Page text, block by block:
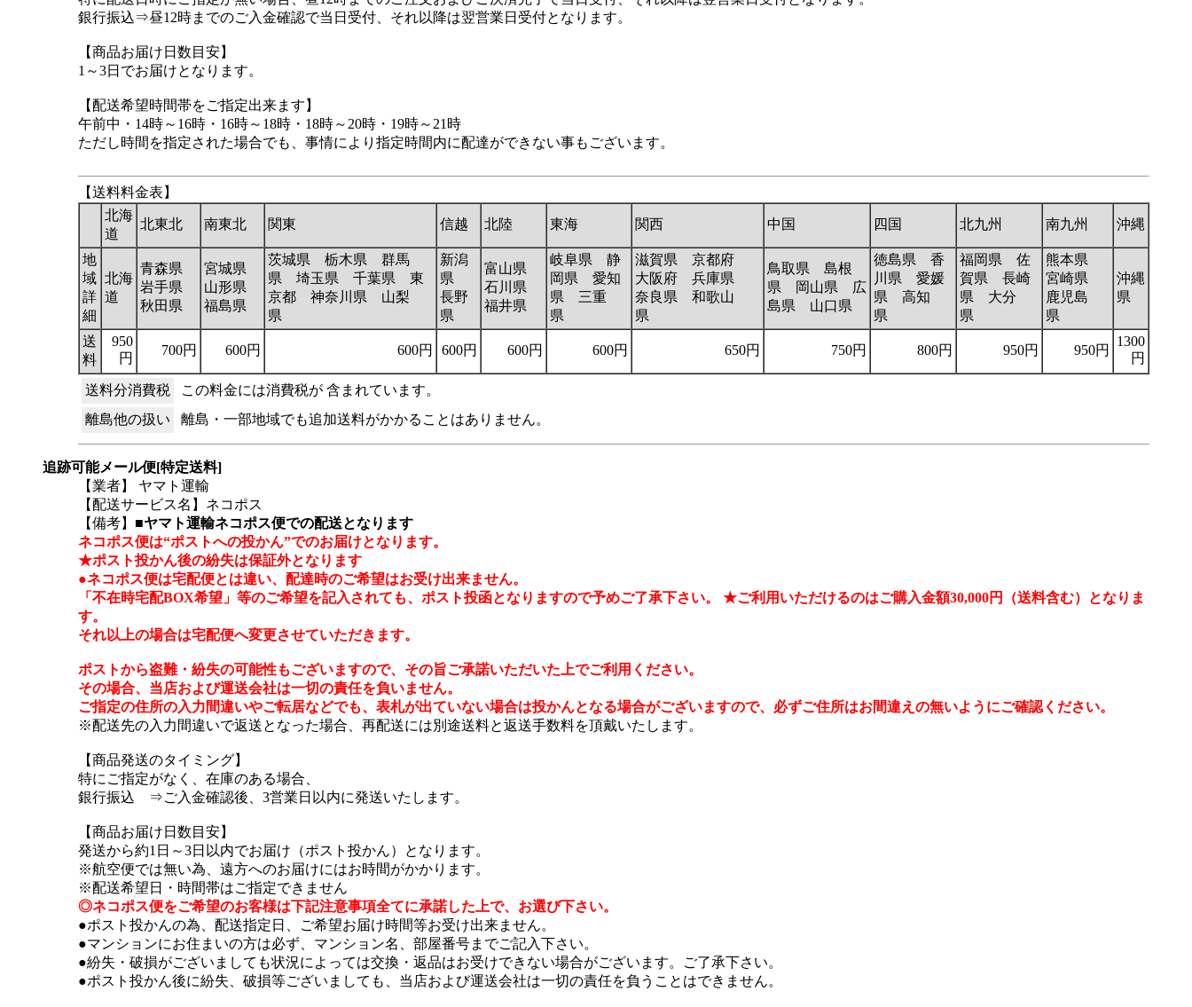
銀行振込⇒昼12時までのご入金確認で当日受付、それ以降は翌営業日受付となります。
【商品お届け日数目安】
1～3日でお届けとなります。
【配送希望時間帯をご指定出来ます】
午前中・14時～16時・16時～18時・18時～20時・19時～21時
ただし時間を指定された場合でも、事情により指定時間内に配達ができない事もございます。
【送料料金表】
北海
道
北東北 南東北 関東 信越 北陸 東海 関西 中国 四国 北九州 南九州 沖縄
地
域
詳
細
北海
道
青森県
岩手県
秋田県
宮城県
山形県
福島県
茨城県 栃木県 群馬
県 埼玉県 千葉県 東
京都 神奈川県 山梨
県
新潟
県
長野
県
富山県
石川県
福井県
岐阜県 静
岡県 愛知
県 三重
県
滋賀県 京都府
大阪府 兵庫県
奈良県 和歌山
県
鳥取県 島根
県 岡山県 広
島県 山口県
徳島県 香
川県 愛媛
県 高知
県
福岡県 佐
賀県 長崎
県 大分
県
熊本県
宮崎県
鹿児島
県
沖縄
県
送
料
950
円
700円 600円 600円 600円 600円 600円 650円 750円 800円 950円 950円
1300
円
送料分消費税
この料金には消費税が 含まれています。
離島他の扱い
離島・一部地域でも追加送料がかかることはありません。
追跡可能メール便[特定送料]
【業者】 ヤマト運輸
【配送サービス名】ネコポス
【備考】 ■ヤマト運輸ネコポス便での配送となります
ネコポス便は“ポストへの投かん”でのお届けとなります。
★ポスト投かん後の紛失は保証外となります
●ネコポス便は宅配便とは違い、配達時のご希望はお受け出来ません。
「不在時宅配BOX希望」等のご希望を記入されても、ポスト投函となりますので予めご了承下さい。 ★ご利用いただけるのはご購入金額30,000円（送料含む）となりま
す。
それ以上の場合は宅配便へ変更させていただきます。
ポストから盗難・紛失の可能性もございますので、その旨ご承諾いただいた上でご利用ください。
その場合、当店および運送会社は一切の責任を負いません。
ご指定の住所の入力間違いやご転居などでも、表札が出ていない場合は投かんとなる場合がございますので、必ずご住所はお間違えの無いようにご確認ください。
※配送先の入力間違いで返送となった場合、再配送には別途送料と返送手数料を頂戴いたします。
【商品発送のタイミング】
特にご指定がなく、在庫のある場合、
銀行振込 ⇒ご入金確認後、3営業日以内に発送いたします。
【商品お届け日数目安】
発送から約1日～3日以内でお届け（ポスト投かん）となります。
※航空便では無い為、遠方へのお届けにはお時間がかかります。
※配送希望日・時間帯はご指定できません
◎ネコポス便をご希望のお客様は下記注意事項全てに承諾した上で、お選び下さい。
●ポスト投かんの為、配送指定日、ご希望お届け時間等お受け出来ません。
●マンションにお住まいの方は必ず、マンション名、部屋番号までご記入下さい。
●紛失・破損がございましても状況によっては交換・返品はお受けできない場合がございます。ご了承下さい。
●ポスト投かん後に紛失、破損等ございましても、当店および運送会社は一切の責任を負うことはできません。